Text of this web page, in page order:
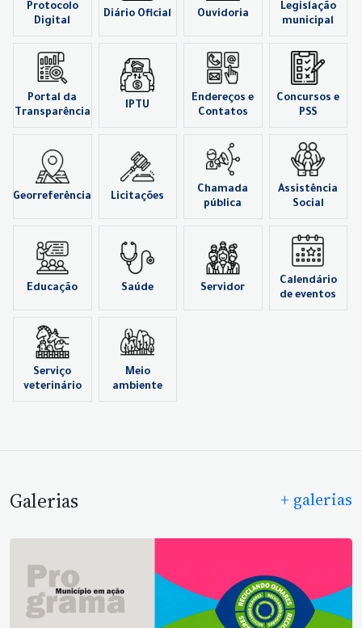
Protocolo
Digital
Diário Oficial Ouvidoria
Legislação
municipal
Portal da
Transparência
IPTU
Endereços e
Contatos
Concursos e
PSS
Georreferência Licitações
Chamada
pública
Assistência
Social
Educação Saúde Servidor
Calendário
de eventos
Serviço
veterinário
Meio
ambiente
Galerias + galerias